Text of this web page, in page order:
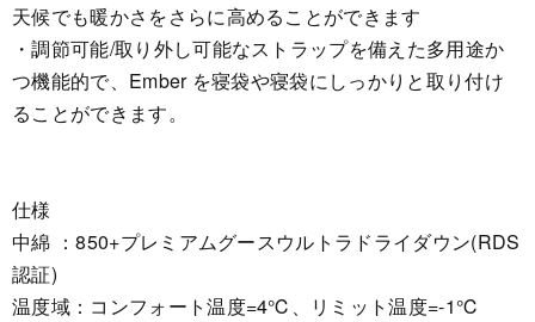
天候でも暖かさをさらに高めることができます
・調節可能/取り外し可能なストラップを備えた多用途か
つ機能的で、Ember を寝袋や寝袋にしっかりと取り付け
ることができます。
仕様
中綿 ：850+プレミアムグースウルトラドライダウン(RDS
認証)
温度域：コンフォート温度=4℃、リミット温度=-1℃